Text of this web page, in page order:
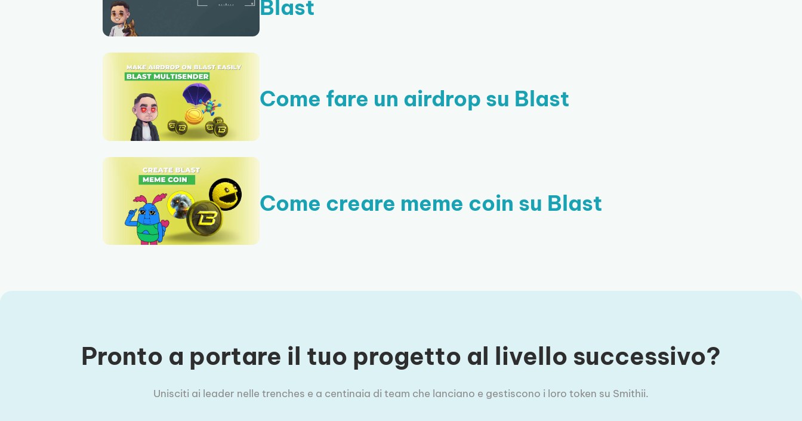
Blast
Come fare un airdrop su Blast
Come creare meme coin su Blast
Pronto a portare il tuo progetto al livello successivo?
Unisciti ai leader nelle trenches e a centinaia di team che lanciano e gestiscono i loro token su Smithii.